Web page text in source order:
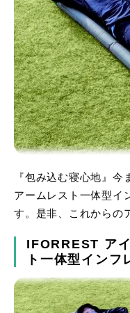
『包み込む寝心地』
アームレスト一体型イ
す。是非、これからの
IFORREST ア
ト一体型インフ